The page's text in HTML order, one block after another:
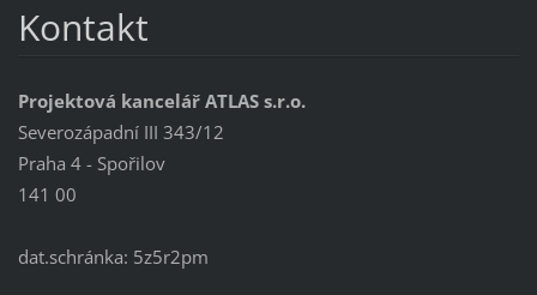
Kontakt
Projektová kancelář ATLAS s.r.o.
Severozápadní III 343/12
Praha 4 - Spořilov
141 00
dat.schránka: 5z5r2pm